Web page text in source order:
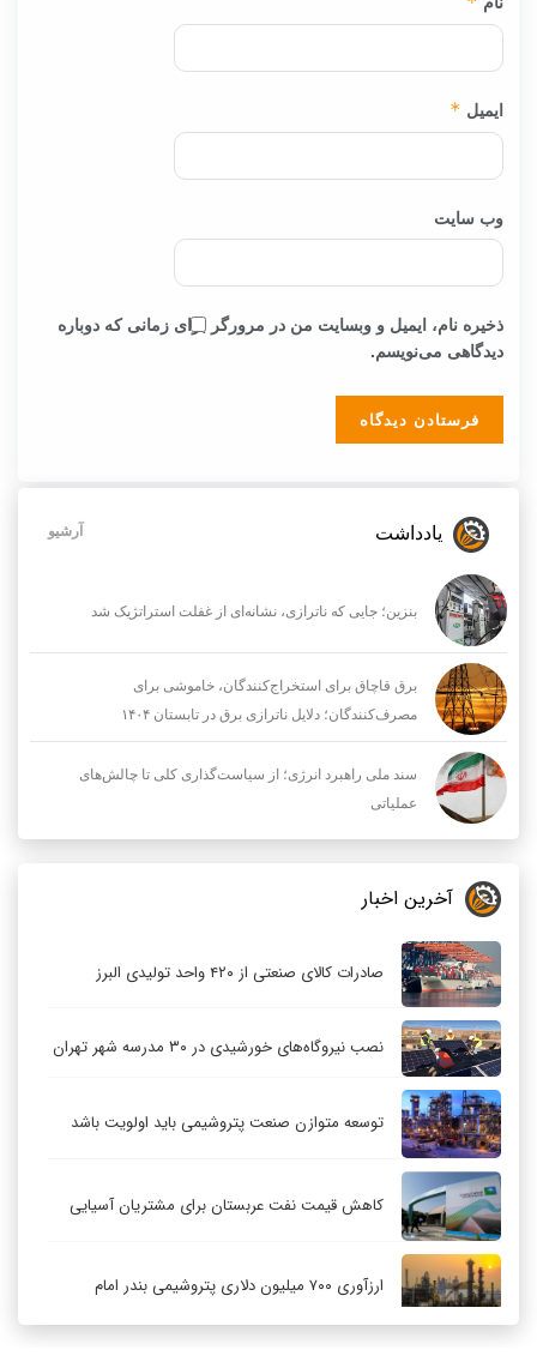
ایمیل *
وب‌ سایت
ذخیره نام، ایمیل و وبسایت من در مرورگر برای زمانی که دوباره
دیدگاهی می‌نویسم.
یادداشت آرشیو
بنزین؛ جایی که ناترازی، نشانه‌ای از غفلت استراتژیک شد
برق قاچاق برای استخراج‌کنندگان، خاموشی برای
مصرف‌کنندگان؛ دلایل ناترازی برق در تابستان ۱۴۰۴
سند ملی راهبرد انرژی؛ از سیاست‌گذاری کلی تا چالش‌های
عملیاتی
آخرین اخبار
صادرات کالای صنعتی از ۴۲۰ واحد تولیدی البرز
نصب نیروگاه‌های خورشیدی در ۳۰ مدرسه شهر تهران
توسعه متوازن صنعت پتروشیمی باید اولویت باشد
کاهش قیمت نفت عربستان برای مشتریان آسیایی
ارزآوری ۷۰۰ میلیون دلاری پتروشیمی بندر امام